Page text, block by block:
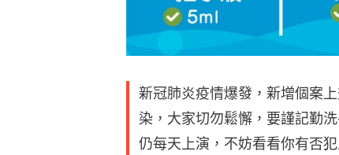
新冠肺炎疫情爆發，新增個案
染，大家切勿鬆懈，要謹記勤
仍每天上演，不妨看看你有否